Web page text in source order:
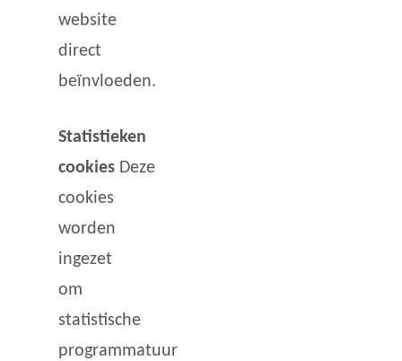
website
direct
beïnvloeden.
Statistieken
cookies Deze
cookies
worden
ingezet
om
statistische
programmatuur